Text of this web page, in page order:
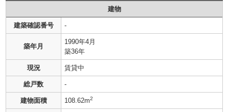
建物
建築確認番号 -
築年月
1990年4月
築36年
現況 賃貸中
総戸数 -
建物面積 108.62m2